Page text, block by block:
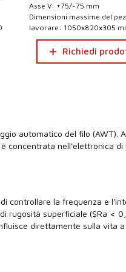
Asse V: +75/-75 mm
Dimensioni massime del
lavorare: 1050x820x305
Richiedi
automatico del filo (AWT). A
concentrata nell'elettronica di
controllare la frequenza e
rugosità superficiale ($Ra <
direttamente sulla vita